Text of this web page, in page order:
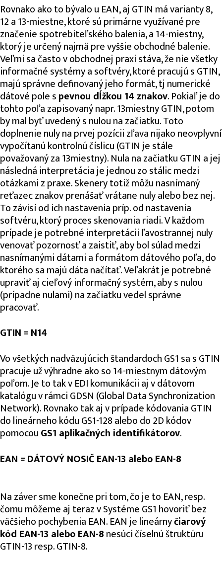
Rovnako ako to bývalo u EAN, aj GTIN má varianty 8,
12 a 13-miestne, ktoré sú primárne využívané pre
značenie spotrebiteľského balenia, a 14-miestny,
ktorý je určený najmä pre vyššie obchodné balenie.
Veľmi sa často v obchodnej praxi stáva, že nie všetky
informačné systémy a softvéry, ktoré pracujú s GTIN,
majú správne definovaný jeho formát, tj numerické
dátové pole spevnou dĺžkou 14 znakov. Pokiaľ je do
tohto poľa zapisovaný napr. 13miestny GTIN, potom
by mal byť uvedený s nulou na začiatku. Toto
doplnenie nuly na prvej pozícii zľava nijako neovplyvní
vypočítanú kontrolnú číslicu (GTIN je stále
považovaný za 13miestny). Nula na začiatku GTIN a jej
následná interpretácia je jednou zo stálic medzi
otázkami z praxe. Skenery totiž môžu nasnímaný
reťazec znakov prenášať vrátane nuly alebo bez nej.
To závisí od ich nastavenia príp. od nastavenia
softvéru, ktorý proces skenovania riadi. V každom
prípade je potrebné interpretácii ľavostrannej nuly
venovať pozornosť a zaistiť, aby bol súlad medzi
nasnímanými dátami a formátom dátového poľa, do
ktorého sa majú dáta načítať. Veľakrát je potrebné
upraviť aj cieľový informačný systém, aby s nulou
(prípadne nulami) na začiatku vedel správne
pracovať.
GTIN = N14
Vo všetkých nadväzujúcich štandardoch GS1 sa s GTIN
pracuje už výhradne ako so 14-miestnym dátovým
poľom. Je to tak v EDI komunikácii aj v dátovom
katalógu v rámci GDSN (Global Data Synchronization
Network). Rovnako tak aj v prípade kódovania GTIN
do lineárneho kódu GS1-128 alebo do 2D kódov
pomocouGS1 aplikačných identifikátorov.
EAN = DÁTOVÝ NOSIČ EAN-13 alebo EAN-8
Na záver sme konečne pri tom, čo je to EAN, resp.
čomu môžeme aj teraz v Systéme GS1 hovoriť bez
väčšieho pochybenia EAN. EAN je lineárnyčiarový
kód EAN-13 alebo EAN-8nesúci číselnú štruktúru
GTIN-13 resp. GTIN-8.